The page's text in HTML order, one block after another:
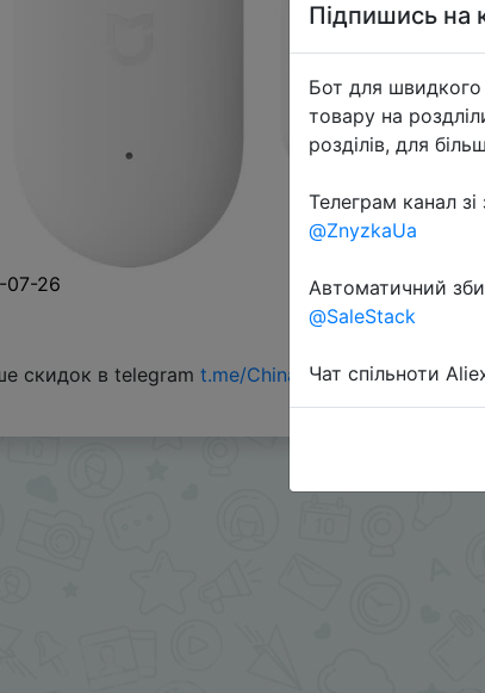
07-26
скидок в telegram t.me/ChinaGoodBuy
Підпишись на
Бот для
товару на
розділів, для
Телеграм канал
@ZnyzkaUa
Автоматичний
@SaleStack
Чат спільноти